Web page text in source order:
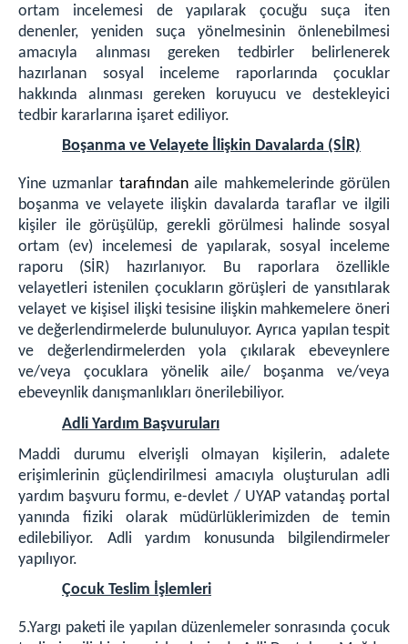
ortam incelemesi de yapılarak çocuğu suça iten
denenler, yeniden suça yönelmesinin önlenebilmesi
amacıyla alınması gereken tedbirler belirlenerek
hazırlanan sosyal inceleme raporlarında çocuklar
hakkında alınması gereken koruyucu ve destekleyici
tedbir kararlarına işaret ediliyor.
Boşanma ve Velayete İlişkin Davalarda (SİR)
Yine uzmanlar tarafındanaile mahkemelerinde görülen
boşanma ve velayete ilişkin davalarda taraflar ve ilgili
kişiler ile görüşülüp, gerekli görülmesi halinde sosyal
ortam (ev) incelemesi de yapılarak, sosyal inceleme
raporu (SİR) hazırlanıyor. Bu raporlara özellikle
velayetleri istenilen çocukların görüşleri de yansıtılarak
velayet ve kişisel ilişki tesisine ilişkin mahkemelere öneri
ve değerlendirmelerde bulunuluyor. Ayrıca yapılan tespit
ve değerlendirmelerden yola çıkılarak ebeveynlere
ve/veya çocuklara yönelik aile/ boşanma ve/veya
ebeveynlik danışmanlıkları önerilebiliyor.
Adli Yardım Başvuruları
Maddi durumu elverişli olmayan kişilerin, adalete
erişimlerinin güçlendirilmesi amacıyla oluşturulan adli
yardım başvuru formu, e-devlet / UYAP vatandaş portal
yanında fiziki olarak müdürlüklerimizden de temin
edilebiliyor. Adli yardım konusunda bilgilendirmeler
yapılıyor.
Çocuk Teslim İşlemleri
5.Yargı paketi ile yapılan düzenlemeler sonrasında çocuk